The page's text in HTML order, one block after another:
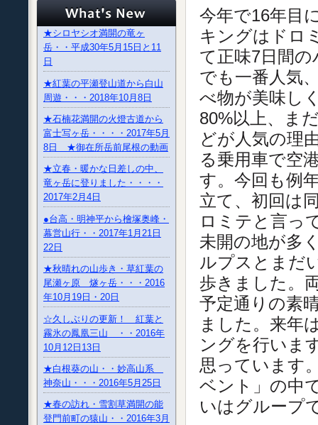
★シロヤシオ満開の竜ヶ
岳・・平成30年5月15日と11
日
★紅葉の平瀬登山道から白山
周遊・・・2018年10月8日
★石楠花満開の火燈古道から
富士写ヶ岳・・・・2017年5月
8日 ★御在所岳前尾根の動画
★立春・暖かな日差しの中、
竜ヶ岳に登りました・・・・
2017年2月4日
●台高・明神平から檜塚奥峰・
幕営山行・・2017年1月21日
22日
★秋晴れの山歩き・草紅葉の
尾瀬ヶ原 燧ヶ岳・・・2016
年10月19日・20日
☆久しぶりの更新！ 紅葉と
霧氷の鳳凰三山 ・・2016年
10月12日13日
★白根葵の山・・妙高山系
神奈山・・・2016年5月25日
★春の訪れ・雪割草満開の能
登門前町の猿山・・2016年3月
今年で16年目
キングはドロ
て正味7日間
でも一番人気
べ物が美味し
80%以上、ま
どが人気の理
る乗用車で空
す。今回も例
立て、初回は
ロミテと言っ
未開の地が多
ルプスとまだ
歩きました。
予定通りの素
ました。来年
ングを行いま
思っています
ベント」の中
いはグループ